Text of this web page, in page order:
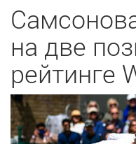
на две
рейтинге